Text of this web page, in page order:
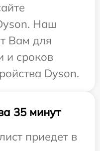
Наш
Вам для
и сроков
Dyson.
35 минут
приедет в